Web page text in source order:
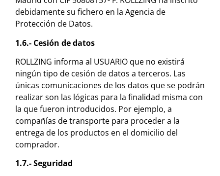
debidamente su fichero en la Agencia de
Protección de Datos.
1.6.- Cesión de datos
ROLLZING informa al USUARIO que no existirá
ningún tipo de cesión de datos a terceros. Las
únicas comunicaciones de los datos que se podrán
realizar son las lógicas para la finalidad misma con
la que fueron introducidos. Por ejemplo, a
compañías de transporte para proceder a la
entrega de los productos en el domicilio del
comprador.
1.7.- Seguridad